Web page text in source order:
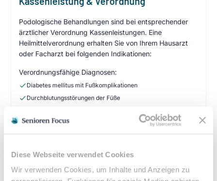
Diese Webseite verwendet Cookies
Wir verwenden Cookies, um Inhalte und Anzeigen zu
Podologische Behandlungen sind bei entsprechender
ärztlicher Verordnung Kassenleistungen. Eine
Heilmittelverordnung erhalten Sie von Ihrem Hausarzt
oder Facharzt bei folgenden Indikationen:
Verordnungsfähige Diagnosen:
Diabetes mellitus mit Fußkomplikationen
Durchblutungsstörungen der Füße
Querschnittslähmung
• Befreiung bei chronischen Erkrankungen möglich